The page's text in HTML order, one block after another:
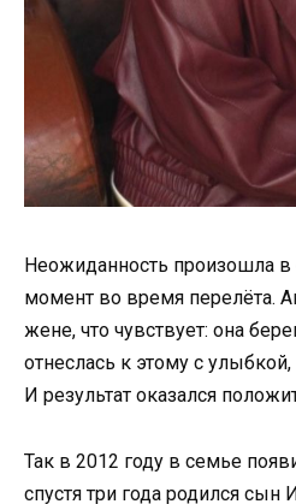
Неожиданность произошла
момент во время перелёта.
жене, что чувствует: она
отнеслась к этому с
И результат оказался
Так в 2012 году в семье
спустя три года родился сын